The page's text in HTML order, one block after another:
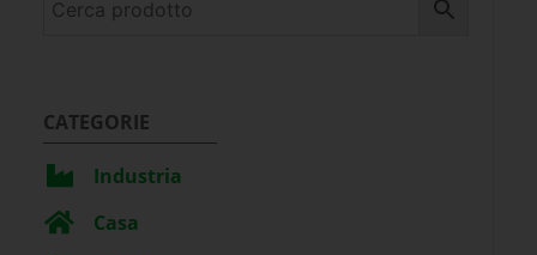
CATEGORIE
Industria
Casa